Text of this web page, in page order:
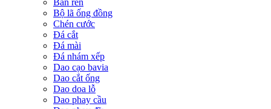
Bộ lã ống đồng
Chén cước
Đá cắt
Đá mài
Đá nhám xếp
Dao cạo bavia
Dao cắt ống
Dao doa lỗ
Dao phay cầu